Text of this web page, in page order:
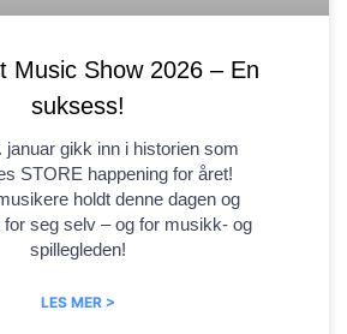
Music Show 2026 – En
suksess!
januar gikk inn i historien som
STORE happening for året!
holdt denne dagen og
for seg selv – og for musikk- og
spillegleden!
LES MER >